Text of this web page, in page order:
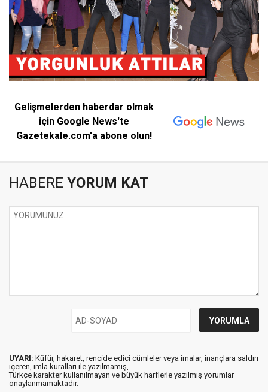
Gelişmelerden haberdar olmak
için Google News'te
Gazetekale.com'a abone olun!
HABERE YORUM KAT
UYARI: Küfür, hakaret, rencide edici cümleler veya imalar, inançlara saldırı
içeren, imla kuralları ile yazılmamış,
Türkçe karakter kullanılmayan ve büyük harflerle yazılmış yorumlar
onaylanmamaktadır.